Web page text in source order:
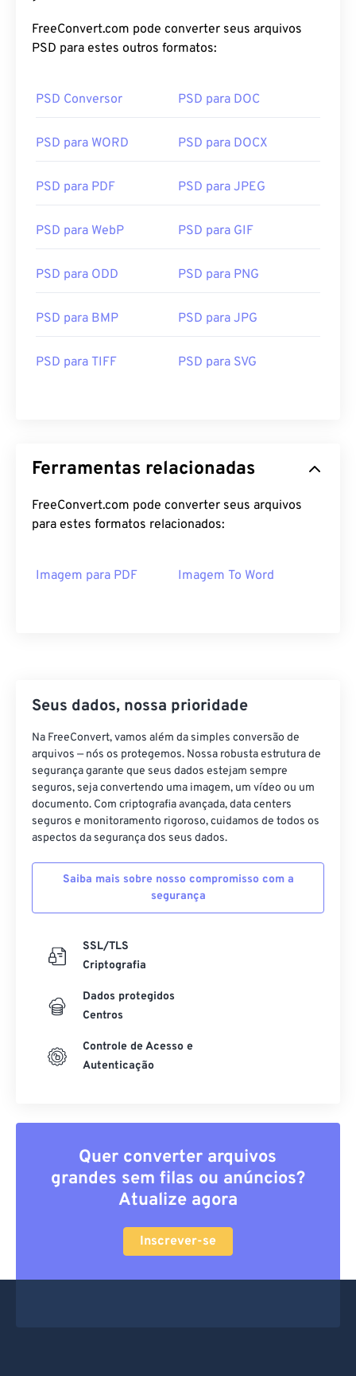
FreeConvert.com pode converter seus arquivos
PSD para estes outros formatos:
PSD Conversor PSD para DOC
PSD para WORD PSD para DOCX
PSD para PDF PSD para JPEG
PSD para WebP PSD para GIF
PSD para ODD PSD para PNG
PSD para BMP PSD para JPG
PSD para TIFF PSD para SVG
Ferramentas relacionadas
FreeConvert.com pode converter seus arquivos
para estes formatos relacionados:
Imagem para PDF Imagem To Word
Seus dados, nossa prioridade
Na FreeConvert, vamos além da simples conversão de
arquivos — nós os protegemos. Nossa robusta estrutura de
segurança garante que seus dados estejam sempre
seguros, seja convertendo uma imagem, um vídeo ou um
documento. Com criptografia avançada, data centers
seguros e monitoramento rigoroso, cuidamos de todos os
aspectos da segurança dos seus dados.
Saiba mais sobre nosso compromisso com a
segurança
SSL/TLS
Criptografia
Dados protegidos
Centros
Controle de Acesso e
Autenticação
Quer converter arquivos
grandes sem filas ou anúncios?
Atualize agora
Inscrever-se